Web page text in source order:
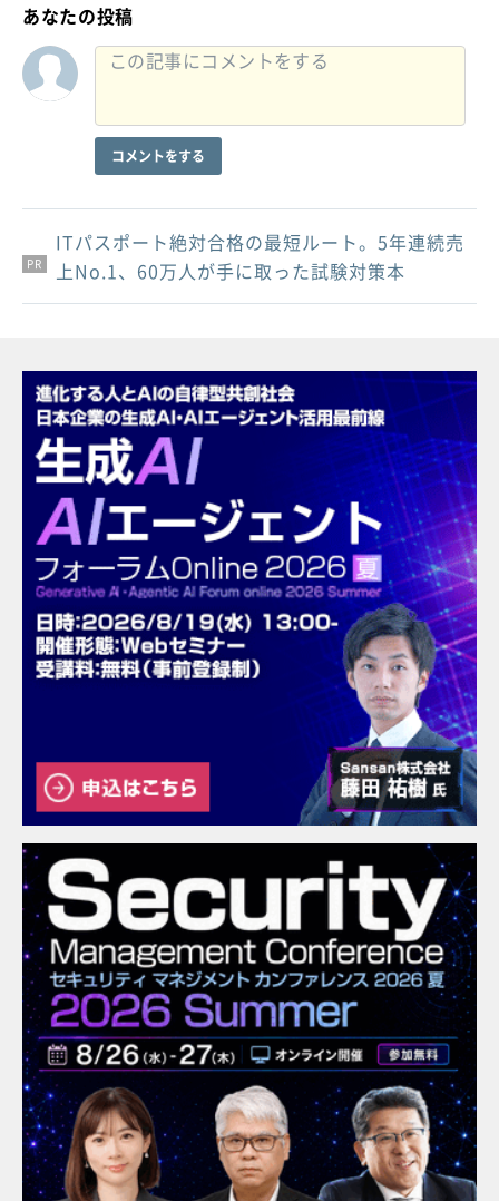
あなたの投稿
コメントをする
PR
PR
PR
ITパスポート絶対合格の最短ルート。5年連続売
上No.1、60万人が手に取った試験対策本